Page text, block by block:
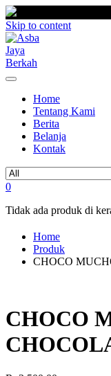
Skip to content
Home
Tentang Kami
Berita
Belanja
Kontak
0
Tidak ada produk di
Home
Produk
CHOCO
CHOCO